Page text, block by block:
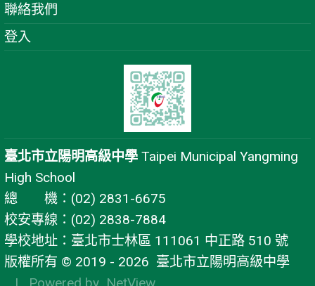
聯絡我們
登入
臺北市立陽明高級中學 Taipei Municipal Yangming
High School
總 機：(02) 2831-6675
校安專線：(02) 2838-7884
學校地址：臺北市士林區 111061 中正路 510 號
版權所有 © 2019 - 2026 臺北市立陽明高級中學
| Powered by NetView